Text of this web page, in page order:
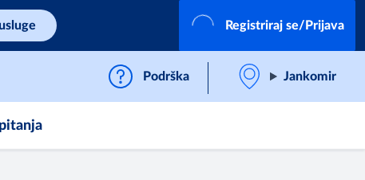
Registriraj se/Prijava
Podrška Jankomir